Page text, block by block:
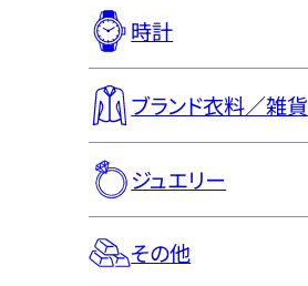
時計
ブランド衣料／雑貨
ジュエリー
その他